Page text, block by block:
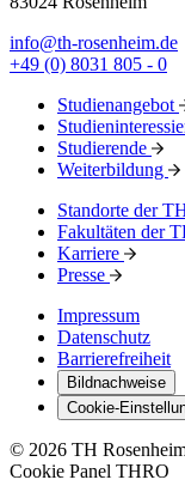
info@th-rosenheim.de
+49 (0) 8031 805 - 0
Studienangebot
Studierende
Weiterbildung
Standorte der
Fakultäten der
Karriere
Presse
Impressum
Datenschutz
Barrierefreiheit
Bildnachweise
Cookie-
© 2026 TH
Cookie Panel THRO